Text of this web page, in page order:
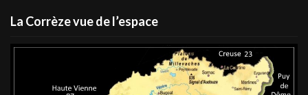
La Corrèze vue de l’espace